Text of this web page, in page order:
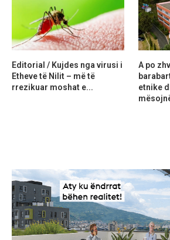
Editorial / Kujdes nga virusi i
Etheve të Nilit – më të
rrezikuar moshat e...
A po
etnike